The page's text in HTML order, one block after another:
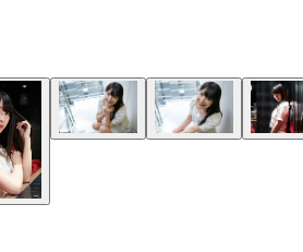
』の表紙も飾るなど大活躍の川崎あ
薄そうな雰囲気も男心をくすぐる？
もやっぱり雨でした
ケ地はご飯がおいしいところに限る